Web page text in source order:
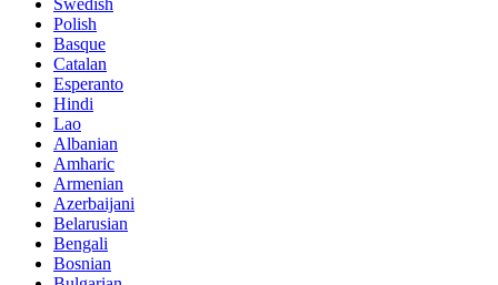
Swedish
Polish
Basque
Catalan
Esperanto
Hindi
Lao
Albanian
Amharic
Armenian
Azerbaijani
Belarusian
Bengali
Bosnian